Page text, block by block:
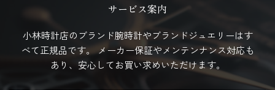
サービス案内
小林時計店のブランド腕時計やブランドジュエリーはす
べて正規品です。
メーカー保証やメンテンナンス対応も
あり、安心してお買い求めいただけます。